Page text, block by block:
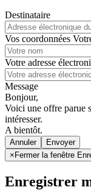
Destinataire
Vos coordonnées
Votre adresse
Message
Bonjour,
Voici une offre parue
intéresser.
A bientôt.
Annuler
× Fermer la fenêtre
Enregistrer